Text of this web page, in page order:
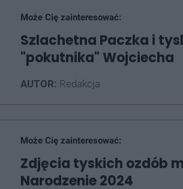
Może Cię zainteresować:
Szlachetna Paczka i
"pokutnika" Wojciecha
AUTOR: Redakcja
Może Cię zainteresować:
Zdjęcia tyskich ozdób
Narodzenie 2024